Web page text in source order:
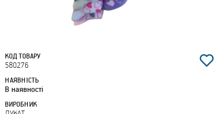
КОД ТОВАРУ
580276
НАЯВНІСТЬ
В наявності
ВИРОБНИК